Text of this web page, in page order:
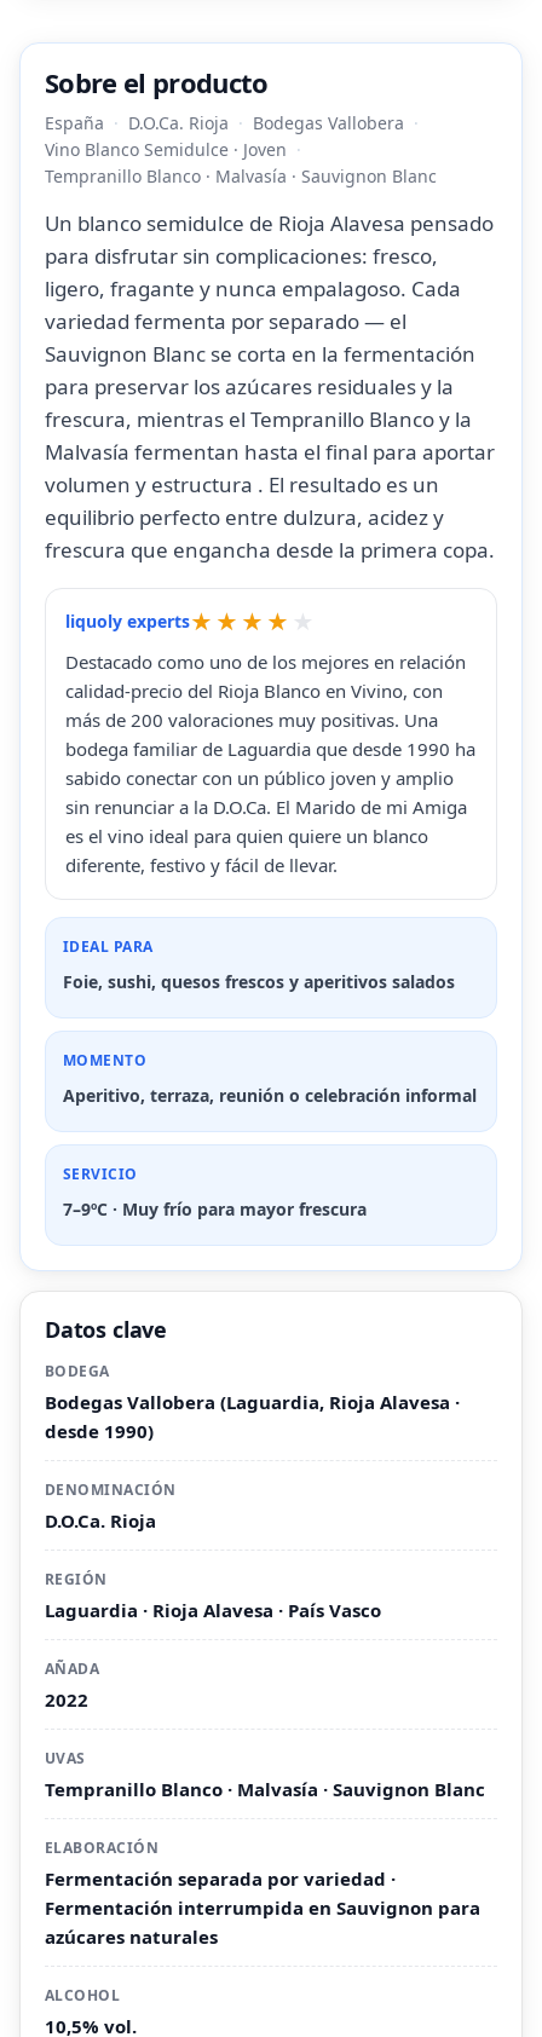
Sobre el producto
España D.O.Ca. Rioja
Bodegas Vallobera
Vino Blanco Semidulce · Joven
Tempranillo Blanco · Malvasía · Sauvignon Blanc
Un blanco semidulce de Rioja Alavesa pensado
para disfrutar sin complicaciones: fresco,
ligero, fragante y nunca empalagoso. Cada
variedad fermenta por separado — el
Sauvignon Blanc se corta en la fermentación
para preservar los azúcares residuales y la
frescura, mientras el Tempranillo Blanco y la
Malvasía fermentan hasta el final para aportar
volumen y estructura . El resultado es un
equilibrio perfecto entre dulzura, acidez y
frescura que engancha desde la primera copa.
liquoly experts
Destacado como uno de los mejores en relación
calidad-precio del Rioja Blanco en Vivino, con
más de 200 valoraciones muy positivas. Una
bodega familiar de Laguardia que desde 1990 ha
sabido conectar con un público joven y amplio
sin renunciar a la D.O.Ca. El Marido de mi Amiga
es el vino ideal para quien quiere un blanco
diferente, festivo y fácil de llevar.
IDEAL PARA
Foie, sushi, quesos frescos y aperitivos salados
MOMENTO
Aperitivo, terraza, reunión o celebración informal
SERVICIO
7–9ºC · Muy frío para mayor frescura
Datos clave
BODEGA
Bodegas Vallobera (Laguardia, Rioja Alavesa ·
desde 1990)
DENOMINACIÓN
D.O.Ca. Rioja
REGIÓN
Laguardia · Rioja Alavesa · País Vasco
AÑADA
2022
UVAS
Tempranillo Blanco · Malvasía · Sauvignon Blanc
ELABORACIÓN
Fermentación separada por variedad ·
Fermentación interrumpida en Sauvignon para
azúcares naturales
ALCOHOL
10,5% vol.